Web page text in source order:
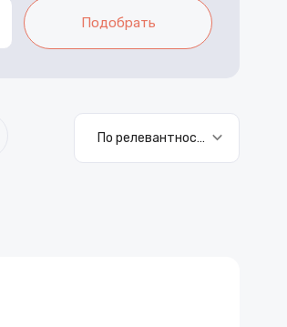
Подобрать
По релевантности